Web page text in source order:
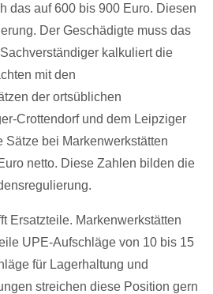
das auf 600 bis 900 Euro. Diesen
Der Geschädigte muss das
kalkuliert die
mit den
der ortsüblichen
Crottendorf und dem Leipziger
Sätze bei Markenwerkstätten
netto. Diese Zahlen bilden die
Ersatzteile. Markenwerkstätten
UPE-Aufschläge von 10 bis 15
für Lagerhaltung und
streichen diese Position gern